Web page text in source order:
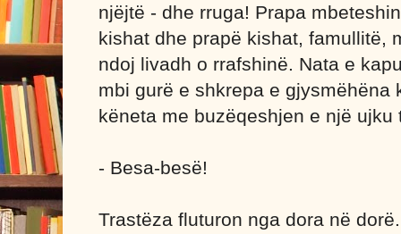
njëjtë - dhe rruga! Prapa
kishat dhe prapë kishat, famullitë,
ndoj livadh o rrafshinë. Nata e
mbi gurë e shkrepa e gjysmëhëna
këneta me buzëqeshjen e një ujku
- Besa-besë!
Trastëza fluturon nga dora në